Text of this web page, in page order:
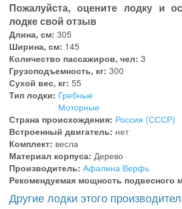
Пожалуйста, оцените лодку и
лодке свой отзыв
Длина, см: 305
Ширина, см: 145
Количество пассажиров, чел: 3
Грузоподъемность, кг: 300
Сухой вес, кг: 55
Тип лодки: Гребные
Моторные
Страна происхождения: Россия (СССР)
Встроенный двигатель: нет
Комплект: весла
Материал корпуса: Дерево
Производитель: Афалина Верфь
Рекомендуемая мощность подвесного
Другие лодки этого